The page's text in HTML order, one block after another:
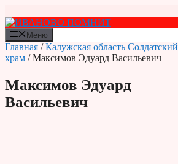
к
содержимому
Меню
Главная /Калужская область Солдатский
храм / Максимов Эдуард Васильевич
Максимов Эдуард
Васильевич